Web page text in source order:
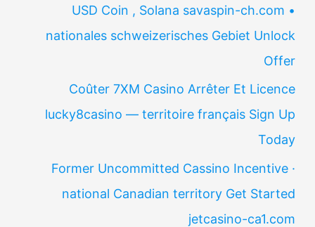
USD Coin , Solana savaspin-ch.com •
nationales schweizerisches Gebiet Unlock
Offer
Coûter 7XM Casino Arrêter Et Licence
lucky8casino — territoire français Sign Up
Today
Former Uncommitted Cassino Incentive ·
national Canadian territory Get Started
jetcasino-ca1.com